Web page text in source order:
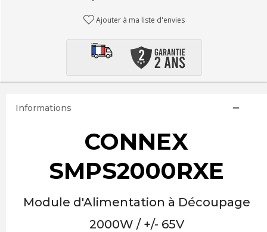
Ajouter à ma liste d'envies
Informations
CONNEX
SMPS2000RXE
Module d'Alimentation à Découpage
2000W / +/- 65V